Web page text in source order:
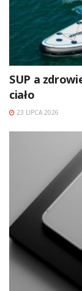
SUP a
ciało
23 LIPCA 2026